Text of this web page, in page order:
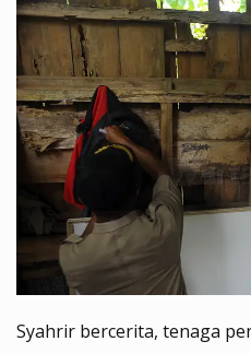
Syahrir bercerita, tenaga